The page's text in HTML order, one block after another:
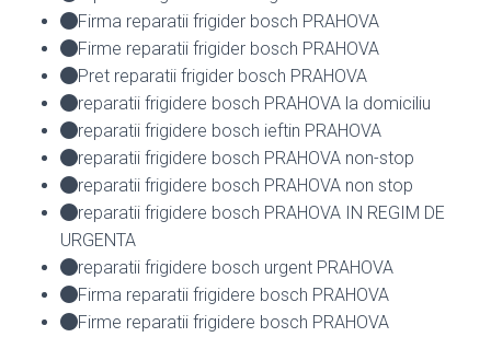
Firma reparatii frigider bosch PRAHOVA
Firme reparatii frigider bosch PRAHOVA
Pret reparatii frigider bosch PRAHOVA
reparatii frigidere bosch PRAHOVA la domiciliu
reparatii frigidere bosch ieftin PRAHOVA
reparatii frigidere bosch PRAHOVA non-stop
reparatii frigidere bosch PRAHOVA non stop
reparatii frigidere bosch PRAHOVA IN REGIM DE
URGENTA
reparatii frigidere bosch urgent PRAHOVA
Firma reparatii frigidere bosch PRAHOVA
Firme reparatii frigidere bosch PRAHOVA